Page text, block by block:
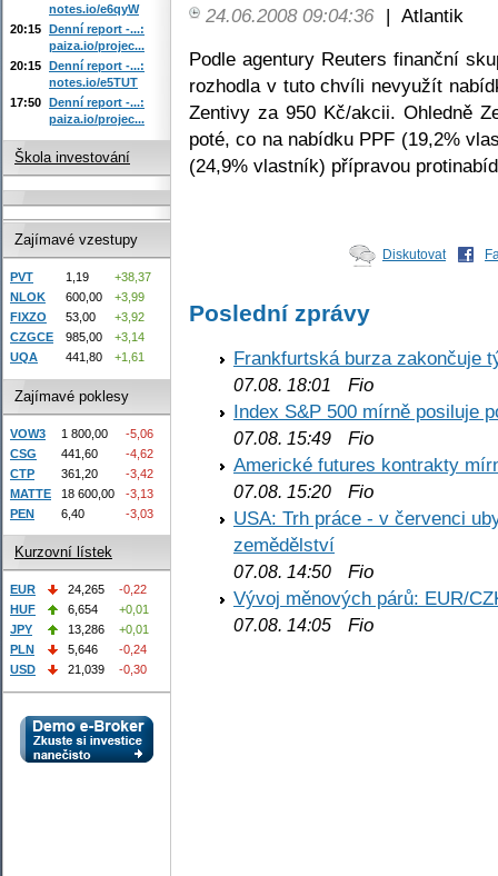
24.06.2008 09:04:36 | Atlantik
Podle agentury Reuters finanční
rozhodla v tuto chvíli nevyužít
Zentivy za 950 Kč/akcii. Ohledně
poté, co na nabídku PPF (19,2%
(24,9% vlastník) přípravou
Diskutovat
Poslední zprávy
Frankfurtská burza zakončuje
07.08. 18:01
Fio
Index S&P 500 mírně posiluje
07.08. 15:49 Fio
Americké futures kontrakty
07.08. 15:20 Fio
USA: Trh práce - v červenci
zemědělství
07.08. 14:50 Fio
Vývoj měnových párů: EUR/
07.08. 14:05 Fio
notes.io/e6qyW
20:15 Denní report -...:
paiza.io/projec...
20:15 Denní report -...:
notes.io/e5TUT
17:50 Denní report -...:
paiza.io/projec...
Škola investování
Zajímavé vzestupy
PVT 1,19
+38,37
NLOK
600,00
+3,99
FIXZO
53,00
+3,92
CZGCE
985,00
+3,14
UQA
441,80 +1,61
Zajímavé poklesy
VOW3 1 800,00
-5,06
CSG
441,60
-4,62
CTP
361,20
-3,42
MATTE
18 600,00
-3,13
PEN
6,40 -3,03
Kurzovní lístek
EUR 24,265
-0,22
HUF
6,654
+0,01
JPY
13,286
+0,01
PLN
5,646
-0,24
USD
21,039 -0,30